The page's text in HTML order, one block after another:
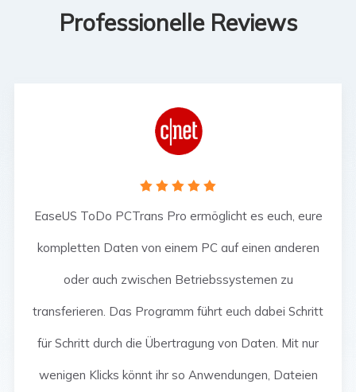
Professionelle Reviews
    
EaseUS ToDo PCTrans Pro ermöglicht es euch, eure
kompletten Daten von einem PC auf einen anderen
oder auch zwischen Betriebssystemen zu
transferieren. Das Programm führt euch dabei Schritt
für Schritt durch die Übertragung von Daten. Mit nur
wenigen Klicks könnt ihr so Anwendungen, Dateien